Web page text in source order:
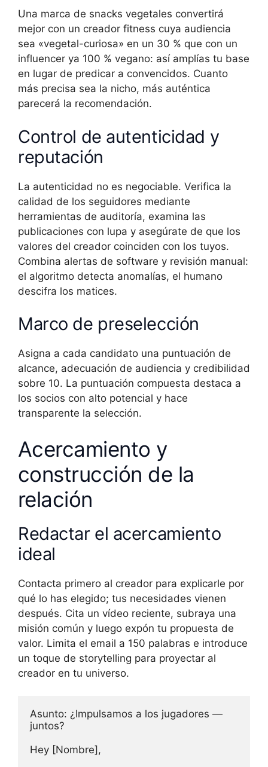
Una marca de snacks vegetales convertirá
mejor con un creador fitness cuya audiencia
sea «vegetal-curiosa» en un 30 % que con un
influencer ya 100 % vegano: así amplías tu base
en lugar de predicar a convencidos. Cuanto
más precisa sea la nicho, más auténtica
parecerá la recomendación.
Control de autenticidad y
reputación
La autenticidad no es negociable. Verifica la
calidad de los seguidores mediante
herramientas de auditoría, examina las
publicaciones con lupa y asegúrate de que los
valores del creador coinciden con los tuyos.
Combina alertas de software y revisión manual:
el algoritmo detecta anomalías, el humano
descifra los matices.
Marco de preselección
Asigna a cada candidato una puntuación de
alcance, adecuación de audiencia y credibilidad
sobre 10. La puntuación compuesta destaca a
los socios con alto potencial y hace
transparente la selección.
Acercamiento y
construcción de la
relación
Redactar el acercamiento
ideal
Contacta primero al creador para explicarle por
qué lo has elegido; tus necesidades vienen
después. Cita un vídeo reciente, subraya una
misión común y luego expón tu propuesta de
valor. Limita el email a 150 palabras e introduce
un toque de storytelling para proyectar al
creador en tu universo.
Asunto: ¿Impulsamos a los jugadores —
juntos?
Hey [Nombre],